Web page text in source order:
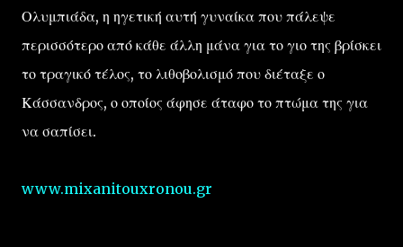
Ολυμπιάδα, η ηγετική αυτή γυναίκα που πάλεψε
περισσότερο από κάθε άλλη μάνα για το γιο της βρίσκει
το τραγικό τέλος, το λιθοβολισμό που διέταξε ο
Κάσσανδρος, ο οποίος άφησε άταφο το πτώμα της για
να σαπίσει.
www.mixanitouxronou.gr